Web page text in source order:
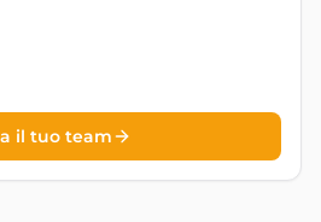
il tuo team